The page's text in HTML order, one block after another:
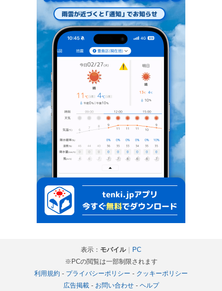
表示： モバイル｜ PC
※PCの閲覧は一部制限されます
利用規約 - プライバシーポリシー - クッキーポリシー
広告掲載- お問い合わせ- ヘルプ